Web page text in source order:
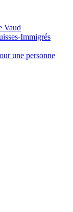
Vaud
Immigrés
une personne